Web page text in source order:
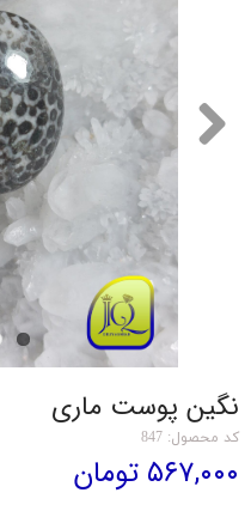
نگین پوست ماری
کد محصول: 847
۵۶۷,۰۰۰ تومان